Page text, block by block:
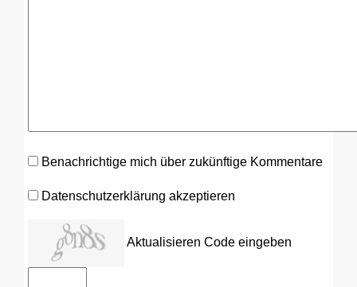
Benachrichtige mich über zukünftige Kommentare
Datenschutzerklärung akzeptieren
Aktualisieren Code eingeben